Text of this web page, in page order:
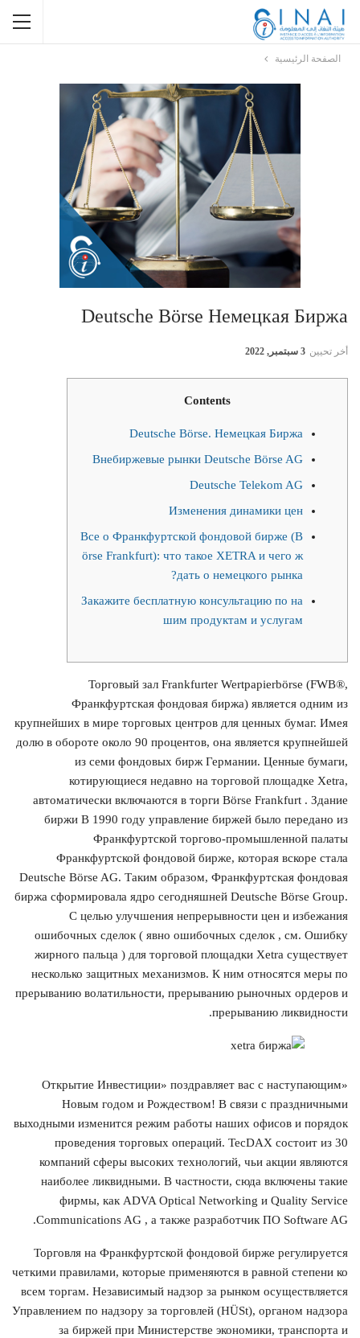
الصفحة الرئيسية
Deutsche Börse Немецкая Биржа
أخر تحيين 3 سبتمبر, 2022
Contents
Deutsche Börse. Немецкая Биржа
Внебиржевые рынки Deutsche Börse AG
Deutsche Telekom AG
Изменения динамики цен
Все о Франкфуртской фондовой бирже (B
örse Frankfurt): что такое XETRA и чего ж
дать о немецкого рынка?
Закажите бесплатную консультацию по на
шим продуктам и услугам
Торговый зал Frankfurter Wertpapierbörse (FWB®,
Франкфуртская фондовая биржа) является одним из
крупнейших в мире торговых центров для ценных бумаг. Имея
долю в обороте около 90 процентов, она является крупнейшей
из семи фондовых бирж Германии. Ценные бумаги,
котирующиеся недавно на торговой площадке Xetra,
автоматически включаются в торги Börse Frankfurt . Здание
биржи В 1990 году управление биржей было передано из
Франкфуртской торгово-промышленной палаты
Франкфуртской фондовой бирже, которая вскоре стала
Deutsche Börse AG. Таким образом, Франкфуртская фондовая
биржа сформировала ядро сегодняшней Deutsche Börse Group.
С целью улучшения непрерывности цен и избежания
ошибочных сделок ( явно ошибочных сделок , см. Ошибку
жирного пальца ) для торговой площадки Xetra существует
несколько защитных механизмов. К ним относятся меры по
прерыванию волатильности, прерыванию рыночных ордеров и
прерыванию ликвидности.
«Открытие Инвестиции» поздравляет вас с наступающим
Новым годом и Рождеством! В связи с праздничными
выходными изменится режим работы наших офисов и порядок
проведения торговых операций. TecDAX состоит из 30
компаний сферы высоких технологий, чьи акции являются
наиболее ликвидными. В частности, сюда включены такие
фирмы, как ADVA Optical Networking и Quality Service
Communications AG , а также разработчик ПО Software AG.
Торговля на Франкфуртской фондовой бирже регулируется
четкими правилами, которые применяются в равной степени ко
всем торгам. Независимый надзор за рынком осуществляется
Управлением по надзору за торговлей (HÜSt), органом надзора
за биржей при Министерстве экономики, транспорта и